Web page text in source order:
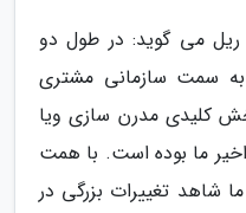
ریل می گوید: در طول دو
سمت سازمانی مشتری
کلیدی مدرن سازی ویا
ما بوده است. با همت
شاهد تغییرات بزرگی در